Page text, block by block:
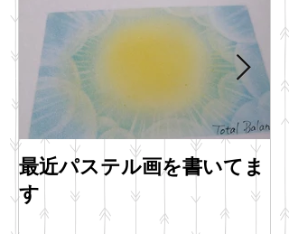
最近パステル画を書いてま
す